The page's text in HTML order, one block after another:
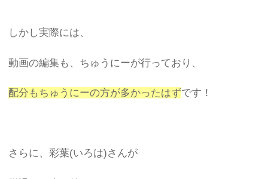
しかし実際には、
動画の編集も、ちゅうにーが行っており、
配分もちゅうにーの方が多かったはずです！
さらに、彩葉(いろは)さんが